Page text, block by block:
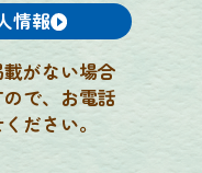
情報
がない場合
で、 お電話
ださい。